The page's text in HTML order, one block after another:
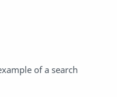
of a search